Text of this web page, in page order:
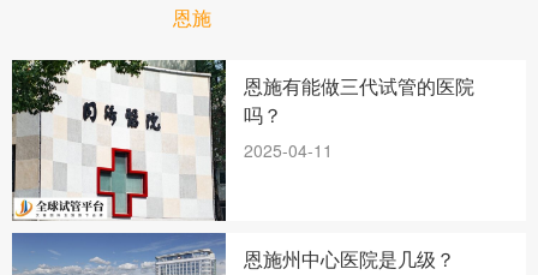
恩施
恩施有能做三代试管的医院
吗？
2025-04-11
恩施州中心医院是几级？